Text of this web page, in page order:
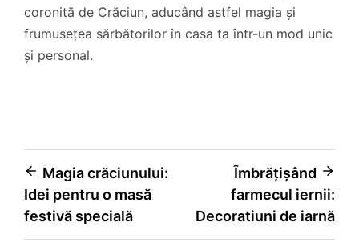
coronită de Crăciun, aducând astfel magia și
frumusețea sărbătorilor în casa ta într-un mod unic
și personal.
Navigare
în
articole
Magia crăciunului:
Idei pentru o masă
festivă specială
Îmbrățișând
farmecul iernii:
Decoratiuni de iarnă